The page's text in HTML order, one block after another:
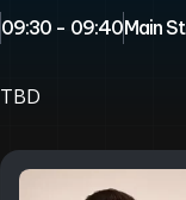
09:30 - 09:40Main
TBD